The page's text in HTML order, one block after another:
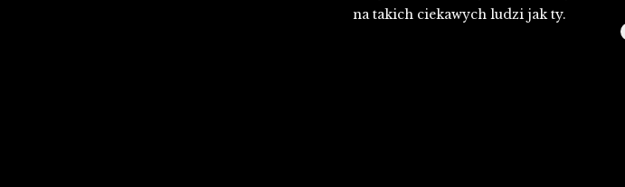
na takich ciekawych ludzi jak ty.